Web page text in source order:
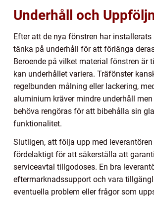
Underhåll och
Efter att de nya fönstren har
tänka på underhåll för att förlänga
Beroende på vilket material fönstren är
kan underhållet variera. Träfönster
regelbunden målning eller lackering,
aluminium kräver mindre underhåll
behöva rengöras för att bibehålla sin
funktionalitet.
Slutligen, att följa upp med
fördelaktigt för att säkerställa att
serviceavtal tillgodoses. En bra
eftermarknadssupport och vara
eventuella problem eller frågor som